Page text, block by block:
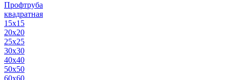
Профтруба
квадратная
15х15
20х20
25х25
30х30
40х40
50х50
60х60